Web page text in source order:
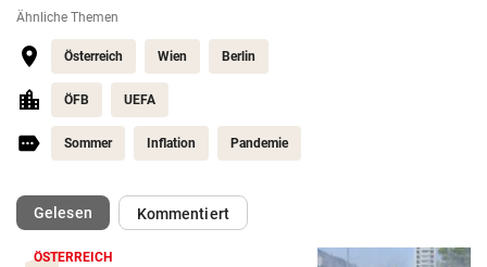
Ähnliche Themen
Österreich Wien Berlin
ÖFB UEFA
Sommer Inflation Pandemie
Gelesen(ausgewählt)Kommentiert
ÖSTERREICH